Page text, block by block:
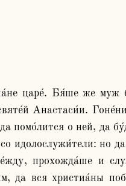
Анастаси́и.
помо́лится о ней, да
идолослужи́тели: но
прохожда́ше и
да вся христиа́ны